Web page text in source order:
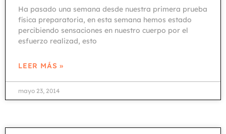
Ha pasado una semana desde nuestra primera prueba
física preparatoria, en esta semana hemos estado
percibiendo sensaciones en nuestro cuerpo por el
esfuerzo realizad, esto
LEER MÁS »
mayo 23, 2014